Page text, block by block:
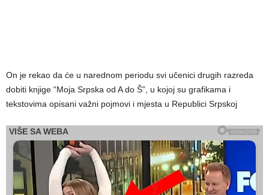
On je rekao da će u narednom periodu svi učenici drugih razreda
dobiti knjige “Moja Srpska od A do Š”, u kojoj su grafikama i
tekstovima opisani važni pojmovi i mjesta u Republici Srpskoj